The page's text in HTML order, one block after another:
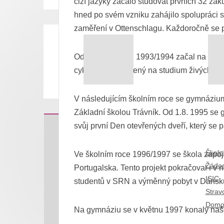
Učitelské školství se rozvinulo ve druhé
Od roku 1869 vznikaly učitelské ústavy,
čas ukázal, že byla správná.
V roce 1907 vznikl i v Přerově
„Pokrokové dívčí pedagogium“ v
založen a neodpovídal požadavkům
místech, profesoři byli z gymnázia, škola
nezapomeňme, že jsme v době
národní škola sloužící studentům jako
internát, dnes renovovaný dům sloužící
skupiny podle oblastí, ze kterých
hned po svém vzniku zahájilo spolupráci
zaměření v Ottenschlagu. Každoročně
Od školního roku 1993/1994 začal na
cyklus byl zaměřený na studium živých
V následujícím školním roce se
Základní školou Trávník. Od 1.8. 1995 se
svůj první Den otevřených dveří, který se
Ve školním roce 1996/1997 se škola
Portugalska. Tento projekt pokračoval i v
studentů v SRN a výměnný pobyt v
Na gymnáziu se v květnu 1997 konaly
Gymnázium Jana Blahoslava a
Denisova 3
751 52 Přerov
+420 581 291 200
ISIC